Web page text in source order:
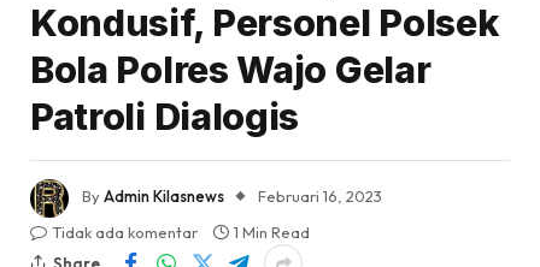
Kondusif, Personel Polsek
Bola Polres Wajo Gelar
Patroli Dialogis
ByAdmin Kilasnews
Februari 16, 2023
Tidak ada komentar
1 Min Read